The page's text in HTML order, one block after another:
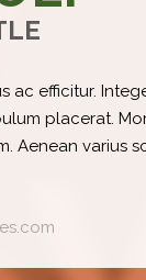
ac efficitur.
placerat.
Aenean varius